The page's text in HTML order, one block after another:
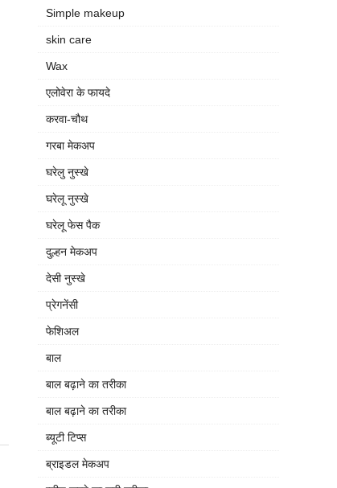
Simple makeup
skin care
Wax
एलोवेरा के फायदे
करवा-चौथ
गरबा मेकअप
घरेलु नुस्खे
घरेलू नुस्खे
घरेलू फेस पैक
दुल्हन मेकअप
देसी नुस्खे
प्रेगनेंसी
फेशिअल
बाल
बाल बढ़ाने का तरीका
बाल बढ़ाने का तरीका
ब्यूटी टिप्स
ब्राइडल मेकअप